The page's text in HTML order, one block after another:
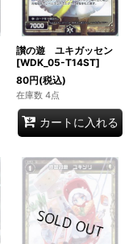
讃の遊 ユキガッセン
[WDK_05-T14ST]
80円(税込)
在庫数 4点
カートに入れる